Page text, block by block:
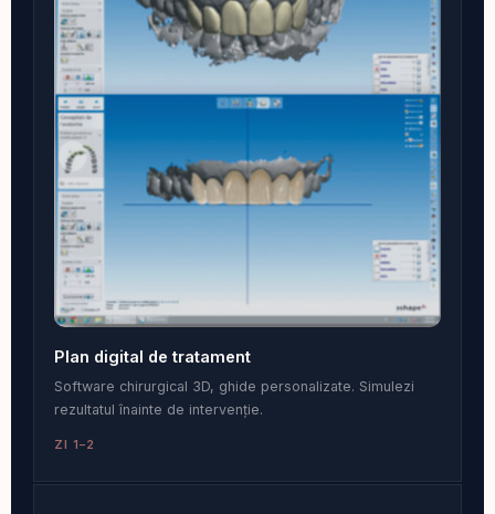
Plan digital de tratament
Software chirurgical 3D, ghide personalizate. Simulezi
rezultatul înainte de intervenție.
ZI 1–2